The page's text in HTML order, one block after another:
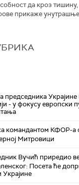
да кроз
прикаже
председника
- у фокусу европски
командантом КФОР-а
Митровици
Вучић приредио
Посета ће
Украјине